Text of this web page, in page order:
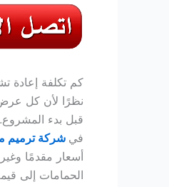
كم تكلفة إعادة
نظرًا لأن كل
قبل بدء
في شركة ترميم
أسعار مقدمًا
الحمامات إلى